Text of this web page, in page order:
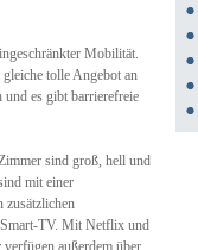
Mobilität.
tolle Angebot an
und es gibt barrierefreie
sind groß, hell und
mit einer
zusätzlichen
TV. Mit Netflix und